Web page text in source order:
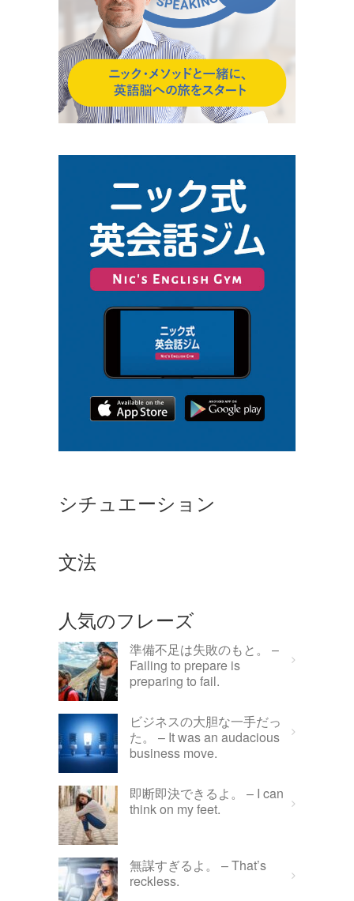
シチュエーション
文法
人気のフレーズ
準備不足は失敗のもと。 –
Failing to prepare is
preparing to fail.
ビジネスの大胆な一手だっ
た。 – It was an audacious
business move.
即断即決できるよ。 – I can
think on my feet.
無謀すぎるよ。 – That’s
reckless.